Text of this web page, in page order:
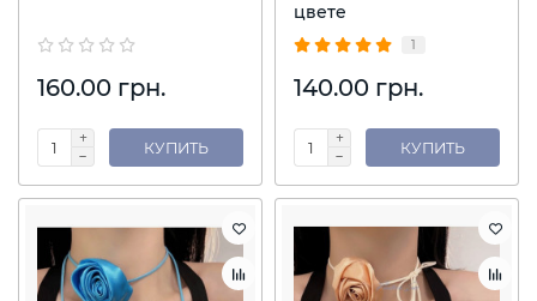
160.00 грн.
КУПИТЬ
цвете
1
140.00 грн.
КУПИТЬ